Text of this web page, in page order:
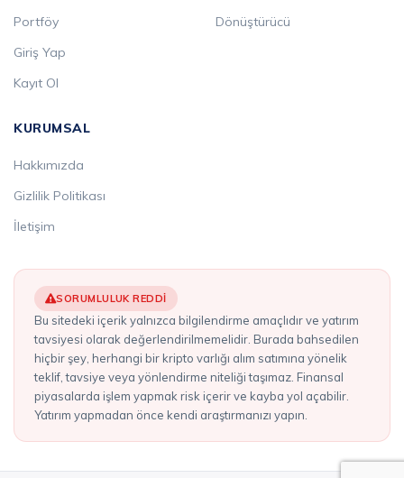
Portföy
Giriş Yap
Kayıt Ol
Dönüştürücü
KURUMSAL
Hakkımızda
Gizlilik Politikası
İletişim
SORUMLULUK REDDI
Bu sitedeki içerik yalnızca bilgilendirme amaçlıdır ve yatırım
tavsiyesi olarak değerlendirilmemelidir. Burada bahsedilen
hiçbir şey, herhangi bir kripto varlığı alım satımına yönelik
teklif, tavsiye veya yönlendirme niteliği taşımaz. Finansal
piyasalarda işlem yapmak risk içerir ve kayba yol açabilir.
Yatırım yapmadan önce kendi araştırmanızı yapın.